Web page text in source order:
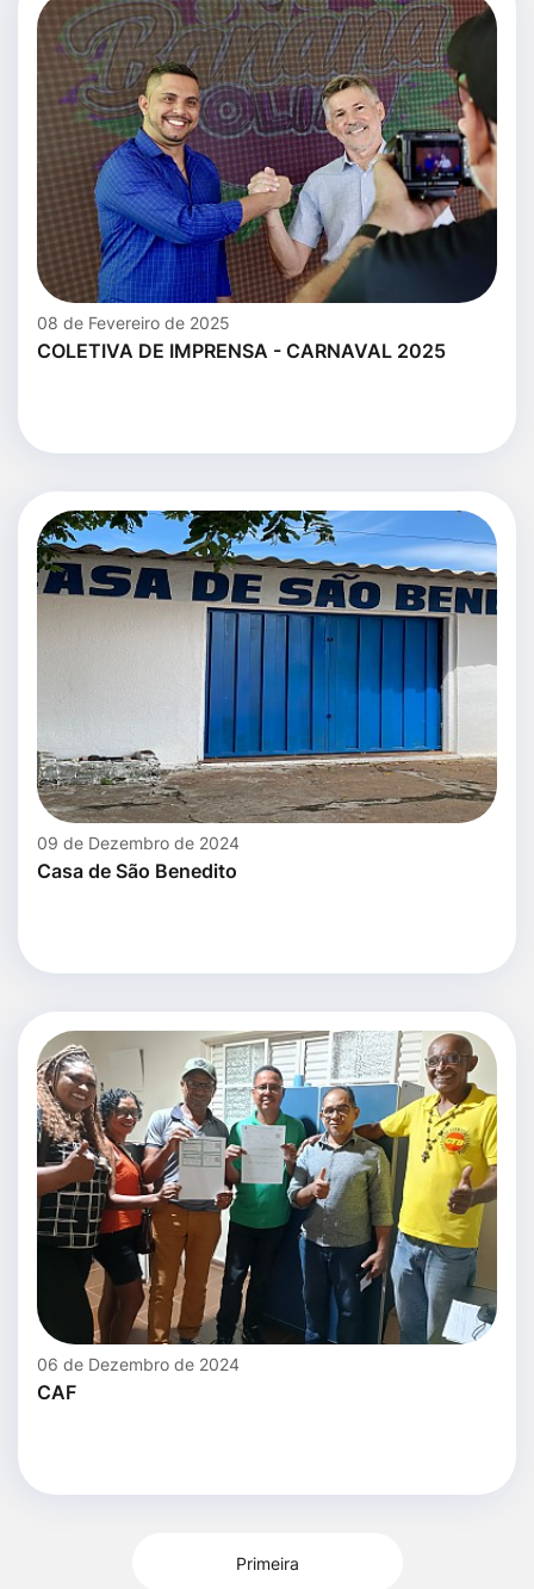
08 de Fevereiro de 2025
COLETIVA DE IMPRENSA - CARNAVAL 2025
09 de Dezembro de 2024
Casa de São Benedito
06 de Dezembro de 2024
CAF
Primeira